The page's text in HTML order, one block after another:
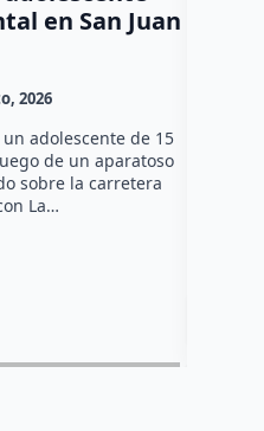
en San Juan
2026
adolescente de 15
de un aparatoso
sobre la carretera
La…